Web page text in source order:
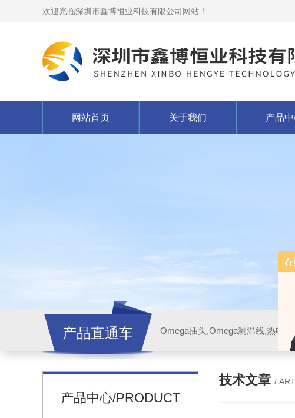
欢迎光临深圳市鑫博恒业科技有限公司网站！
网站首页 关于我们 产品
产品直通车
产品中心/PRODUCT
技术文章 /